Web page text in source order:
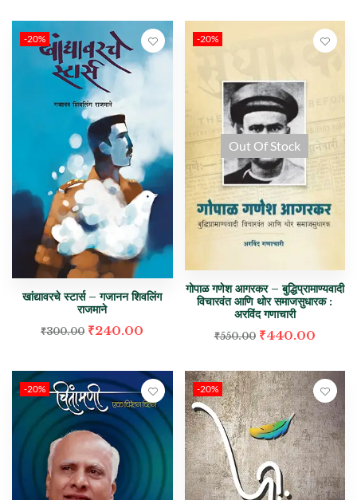
-20%
खांद्यावरचे स्टार्स – गजानन शिवलिंग
राजमाने
₹300.00 ₹240.00
-20%
Out Of Stock
गोपाळ गणेश आगरकर – बुद्धिप्रामाण्यवादी
विचारवंत आणि थोर समाजसुधारक :
अरविंद गणाचारी
₹550.00 ₹440.00
-20% -20%